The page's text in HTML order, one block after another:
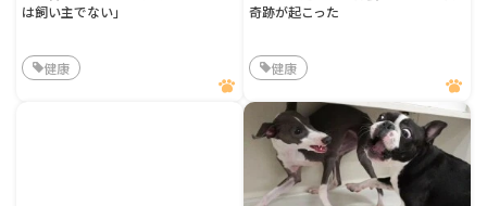
は飼い主でない」
健康
奇跡が起こった
健康